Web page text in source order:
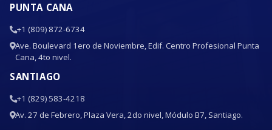
PUNTA CANA
+1 (809) 872-6734
Ave. Boulevard 1ero de Noviembre, Edif. Centro Profesional Punta
Cana, 4to nivel.
SANTIAGO
+1 (829) 583-4218
Av. 27 de Febrero, Plaza Vera, 2do nivel, Módulo B7, Santiago.